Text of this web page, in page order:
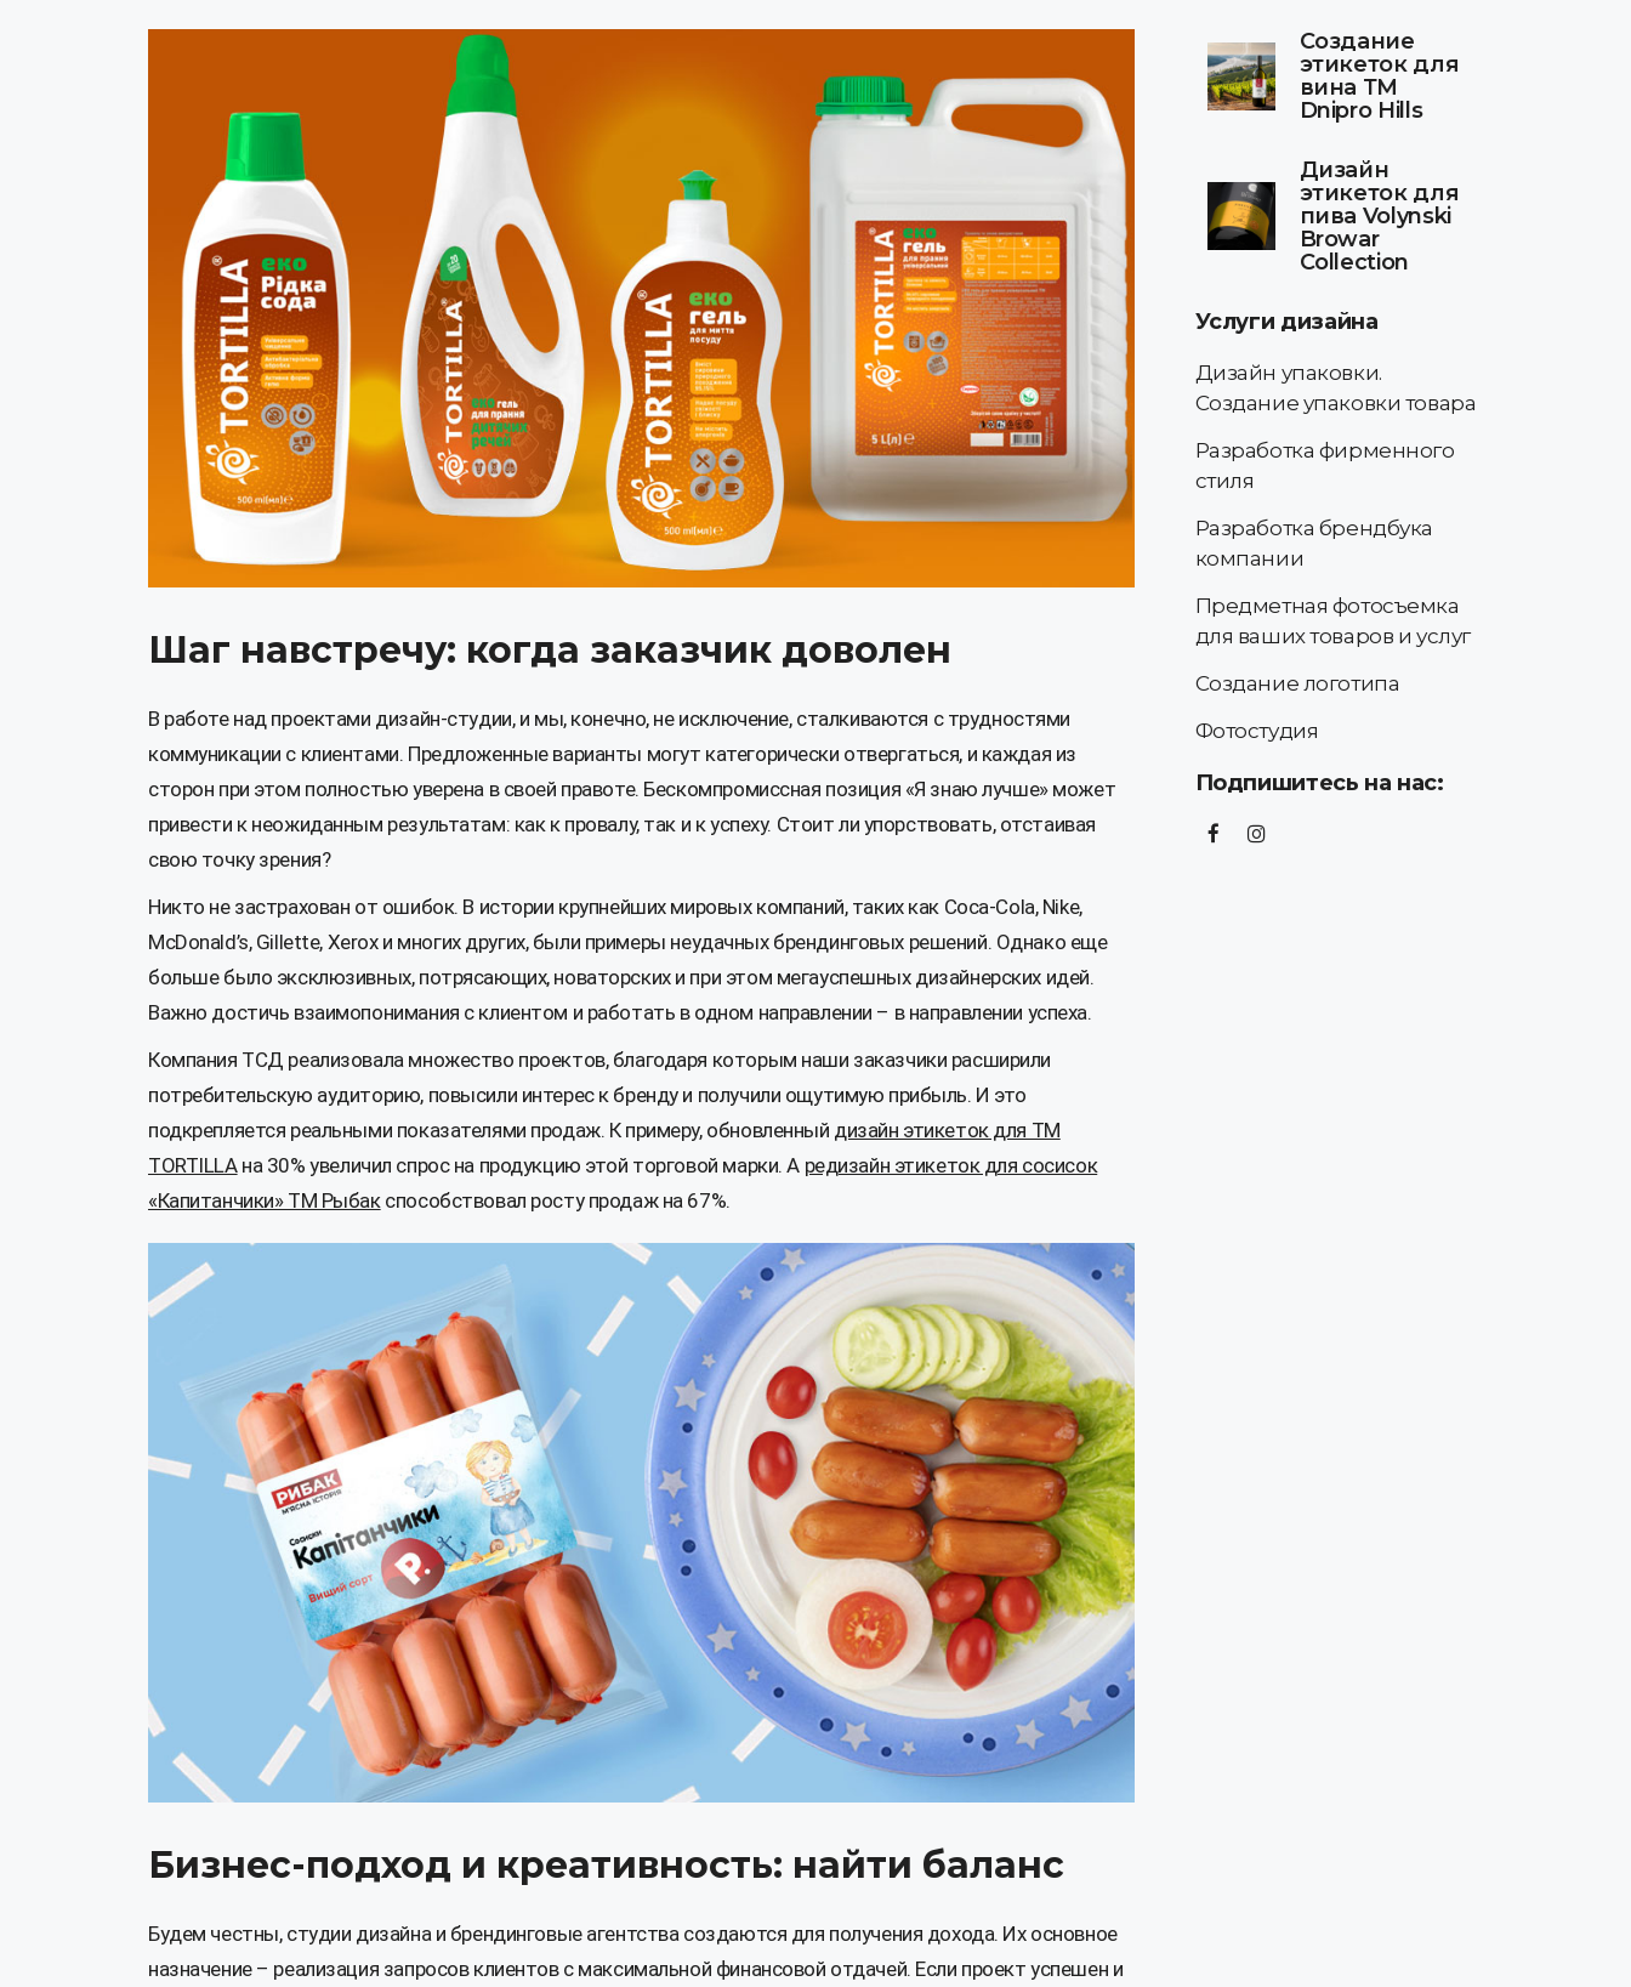
Шаг навстречу: когда заказчик доволен
В работе над проектами дизайн-студии, и мы, конечно, не исключение, сталкиваются с трудностями
коммуникации с клиентами. Предложенные варианты могут категорически отвергаться, и каждая из
сторон при этом полностью уверена в своей правоте. Бескомпромиссная позиция «Я знаю лучше» может
привести к неожиданным результатам: как к провалу, так и к успеху. Стоит ли упорствовать, отстаивая
свою точку зрения?
Никто не застрахован от ошибок. В истории крупнейших мировых компаний, таких как Coca-Cola, Nike,
McDonald’s, Gillette, Xerox и многих других, были примеры неудачных брендинговых решений. Однако еще
больше было эксклюзивных, потрясающих, новаторских и при этом мегауспешных дизайнерских идей.
Важно достичь взаимопонимания с клиентом и работать в одном направлении – в направлении успеха.
Компания ТСД реализовала множество проектов, благодаря которым наши заказчики расширили
потребительскую аудиторию, повысили интерес к бренду и получили ощутимую прибыль. И это
подкрепляется реальными показателями продаж. К примеру, обновленный дизайн этикеток для ТМ
TORTILLAна 30% увеличил спрос на продукцию этой торговой марки. А редизайн этикеток для сосисок
«Капитанчики» ТМ Рыбакспособствовал росту продаж на 67%.
Бизнес-подход и креативность: найти баланс
Будем честны, студии дизайна и брендинговые агентства создаются для получения дохода. Их основное
назначение – реализация запросов клиентов с максимальной финансовой отдачей. Если проект успешен и
Создание
этикеток для
вина ТМ
Dnipro Hills
Дизайн
этикеток для
пива Volynski
Browar
Collection
Услуги дизайна
Дизайн упаковки.
Создание упаковки товара
Разработка фирменного
стиля
Разработка брендбука
компании
Предметная фотосъемка
для ваших товаров и услуг
Создание логотипа
Фотостудия
Подпишитесь на нас: